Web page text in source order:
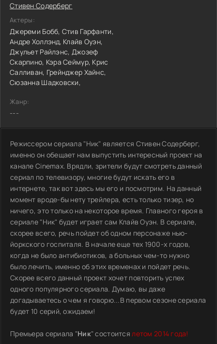
Стивен Содерберг
Актеры:
Джереми Бобб, Стив Гарфанти,
Андре Холлэнд, Клайв Оуэн,
Джульет Райлэнс, Джозеф
Скарпино, Кэра Сеймур, Крис
Салливан, Грейнджер Хайнс,
Сюзанна Шадковски,
Жанр:
---
Режиссером сериала "Ник" является Стивен Содерберг,
именно он обещает нам выпустить интересный проект на
канале Cinemax. Врядли, зрители будут смотреть данный
сериал по телевизору, многие будут искать его в
интернете, так вот здесь мы его и посмотрим. На данный
момент вроде-бы нету трейлера, есть только тизер, но
ничего, это только на некоторое время. Главного героя в
сериале "Ник" будет играет сам Клайв Оуэн. В сериале,
скорее всего, речь пойдет об одном персонаже нью-
йоркского госпиталя. В начале еще тех 1900-х годов,
когда не было антибиотиков, а больных чем-то нужно
было лечить, именно об этих временах и пойдет речь.
Скорее всего данный проект хочет повторить успех
одного популярного сериала. Думаю, вы даже
догадываетесь о чем я говорю...В первом сезоне сериала
будет 10 серий, ожидаем!
Премьера сериала "Ник" состоитсялетом 2014 года!